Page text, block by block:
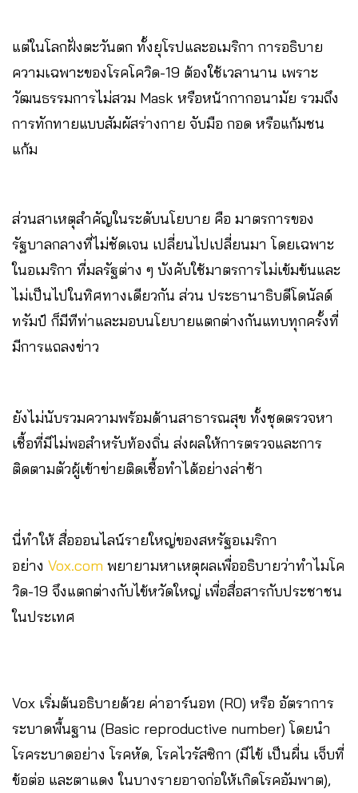
แต่ในโลกฝั่งตะวันตก ทั้งยุโรปและอเมริกา การอธิบาย
ความเฉพาะของโรคโควิด-19 ต้องใช้เวลานาน เพราะ
วัฒนธรรมการไม่สวม Mask หรือหน้ากากอนามัย รวมถึง
การทักทายแบบสัมผัสร่างกาย จับมือ กอด หรือแก้มชน
แก้ม
ส่วนสาเหตุสำคัญในระดับนโยบาย คือ มาตรการของ
รัฐบาลกลางที่ไม่ชัดเจน เปลี่ยนไปเปลี่ยนมา โดยเฉพาะ
ในอเมริกา ที่มลรัฐต่าง ๆ บังคับใช้มาตรการไม่เข้มข้นและ
ไม่เป็นไปในทิศทางเดียวกัน ส่วน ประธานาธิบดีโดนัลด์
ทรัมป์ ก็มีทีท่าและมอบนโยบายแตกต่างกันแทบทุกครั้งที่
มีการแถลงข่าว
ยังไม่นับรวมความพร้อมด้านสาธารณสุข ทั้งชุดตรวจหา
เชื้อที่มีไม่พอสำหรับท้องถิ่น ส่งผลให้การตรวจและการ
ติดตามตัวผู้เข้าข่ายติดเชื้อทำได้อย่างล่าช้า
นี่ทำให้ สื่อออนไลน์รายใหญ่ของสหรัฐอเมริกา
อย่าง Vox.com พยายามหาเหตุผลเพื่ออธิบายว่าทำไมโค
วิด-19 จึงแตกต่างกับไข้หวัดใหญ่ เพื่อสื่อสารกับประชาชน
ในประเทศ
Vox เริ่มต้นอธิบายด้วย ค่าอาร์นอท (R0) หรือ อัตราการ
ระบาดพื้นฐาน (Basic reproductive number) โดยนำ
โรคระบาดอย่าง โรคหัด, โรคไวรัสซิกา (มีไข้ เป็นผื่น เจ็บที่
ข้อต่อ และตาแดง ในบางรายอาจก่อให้เกิดโรคอัมพาต),